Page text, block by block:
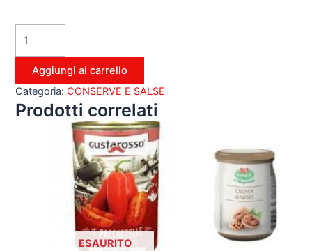
Aggiungi al carrello
Categoria: CONSERVE E SALSE
Prodotti correlati
ESAURITO